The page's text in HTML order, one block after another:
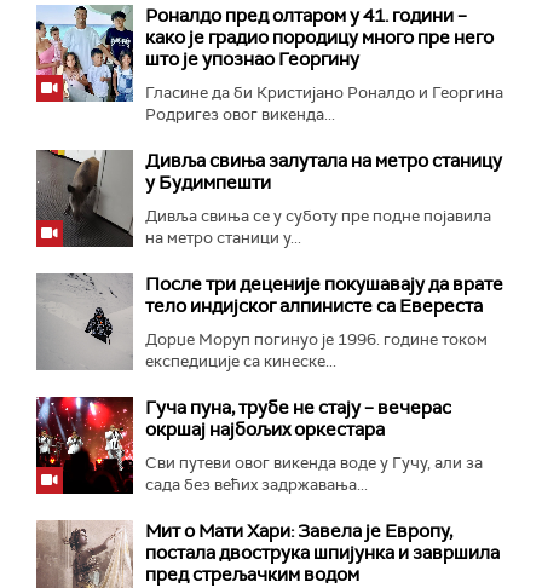
Роналдо пред олтаром у 41. години –
како је градио породицу много пре него
што је упознао Георгину
Гласине да би Кристијано Роналдо и Георгина
Родригез овог викенда...
Дивља свиња залутала на метро станицу
у Будимпешти
Дивља свиња се у суботу пре подне појавила
на метро станици у...
После три деценије покушавају да врате
тело индијског алпинисте са Евереста
Дорџе Моруп погинуо је 1996. године током
експедиције са кинеске...
Гуча пуна, трубе не стају – вечерас
окршај најбољих оркестара
Сви путеви овог викенда воде у Гучу, али за
сада без већих задржавања...
Мит о Мати Хари: Завела је Европу,
постала двострука шпијунка и завршила
пред стрељачким водом